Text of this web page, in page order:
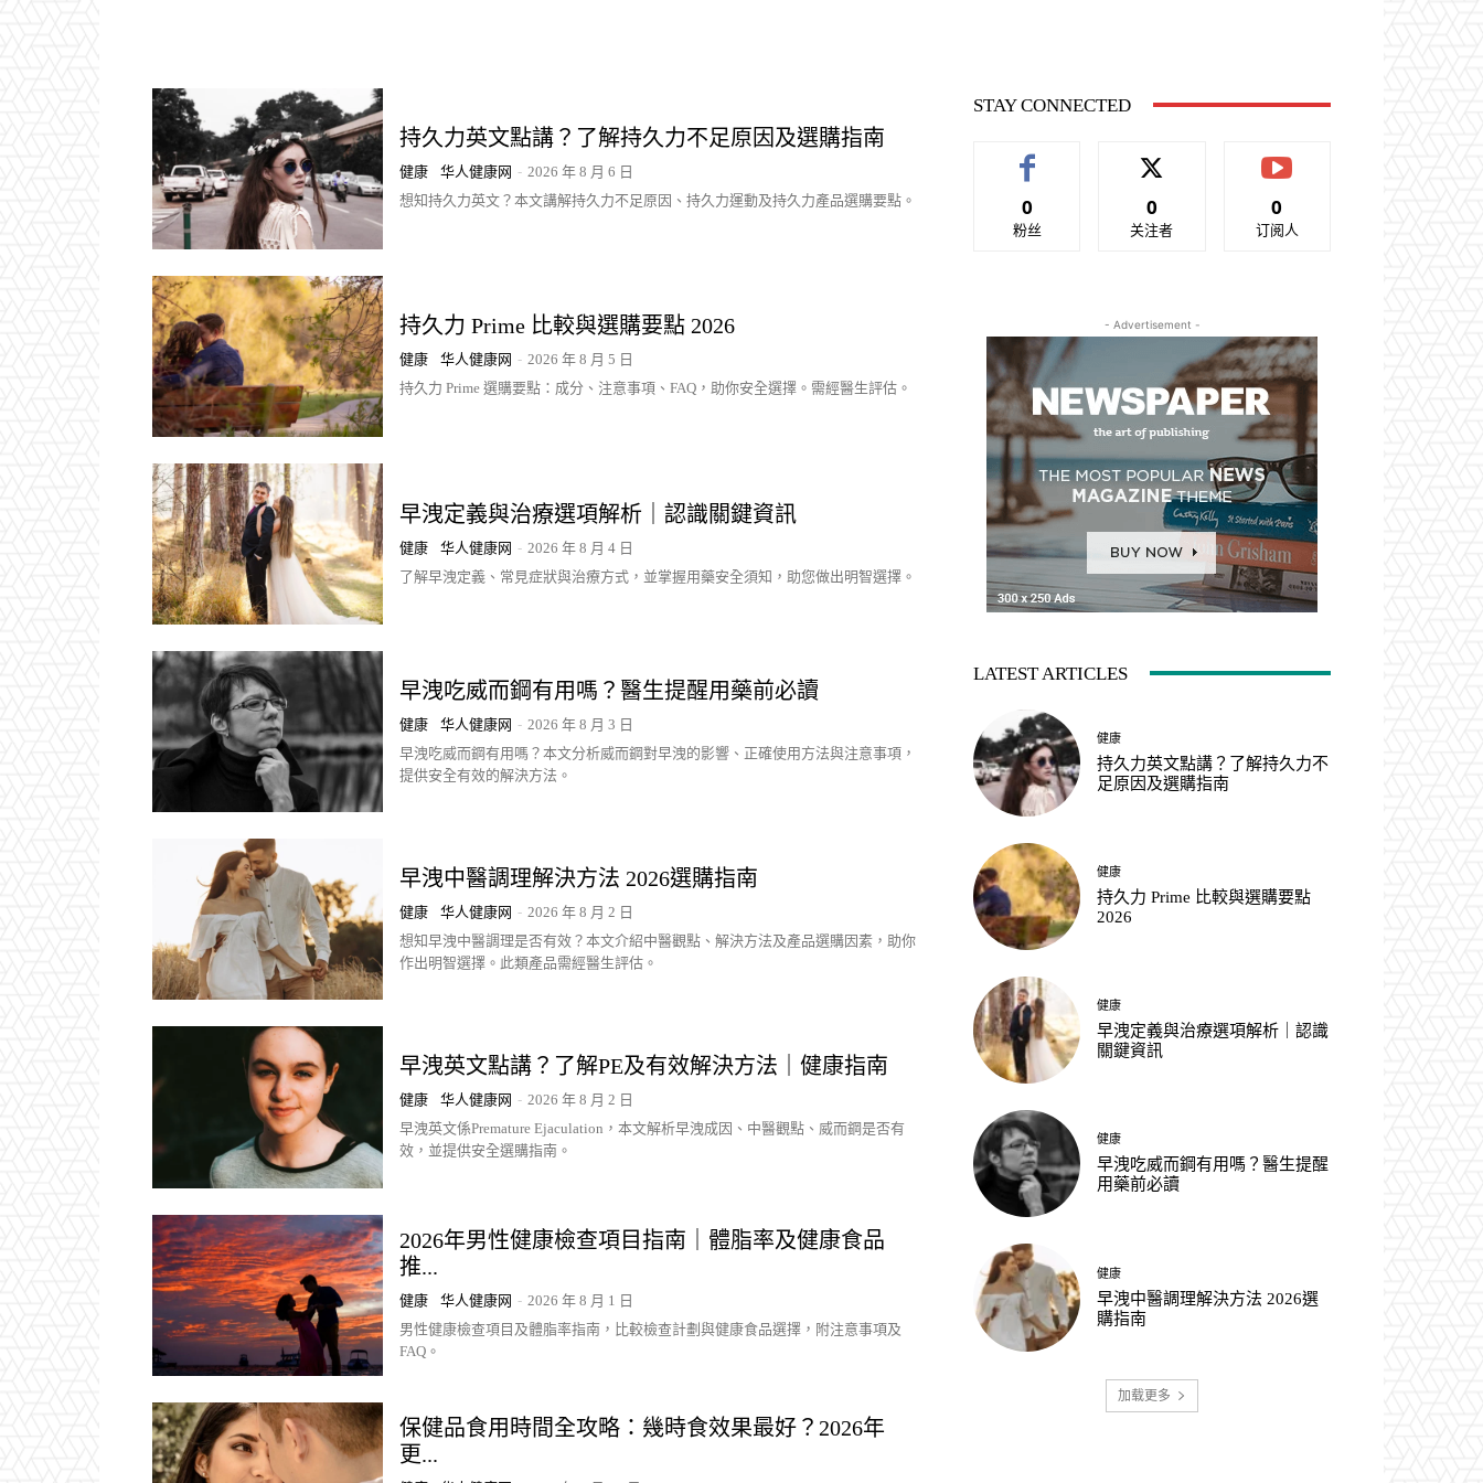
持久力英文點講？了解持久力不足原因及選購指南
健康 华人健康网 - 2026 年 8 月 6 日
想知持久力英文？本文講解持久力不足原因、持久力運動及持久力產品選購要點。
持久力 Prime 比較與選購要點 2026
健康 华人健康网 - 2026 年 8 月 5 日
持久力 Prime 選購要點：成分、注意事項、FAQ，助你安全選擇。需經醫生評估。
早洩定義與治療選項解析｜認識關鍵資訊
健康 华人健康网 - 2026 年 8 月 4 日
了解早洩定義、常見症狀與治療方式，並掌握用藥安全須知，助您做出明智選擇。
早洩吃威而鋼有用嗎？醫生提醒用藥前必讀
健康 华人健康网 - 2026 年 8 月 3 日
早洩吃威而鋼有用嗎？本文分析威而鋼對早洩的影響、正確使用方法與注意事項，
提供安全有效的解決方法。
早洩中醫調理解決方法 2026選購指南
健康 华人健康网 - 2026 年 8 月 2 日
想知早洩中醫調理是否有效？本文介紹中醫觀點、解決方法及產品選購因素，助你
作出明智選擇。此類產品需經醫生評估。
早洩英文點講？了解PE及有效解決方法｜健康指南
健康 华人健康网 - 2026 年 8 月 2 日
早洩英文係Premature Ejaculation，本文解析早洩成因、中醫觀點、威而鋼是否有
效，並提供安全選購指南。
2026年男性健康檢查項目指南｜體脂率及健康食品
推...
健康 华人健康网 - 2026 年 8 月 1 日
男性健康檢查項目及體脂率指南，比較檢查計劃與健康食品選擇，附注意事項及
FAQ。
保健品食用時間全攻略：幾時食效果最好？2026年
更...
STAY CONNECTED
0
粉丝
0
关注者
0
订阅人
- Advertisement -
LATEST ARTICLES
健康
持久力英文點講？了解持久力不
足原因及選購指南
健康
持久力 Prime 比較與選購要點
2026
健康
早洩定義與治療選項解析｜認識
關鍵資訊
健康
早洩吃威而鋼有用嗎？醫生提醒
用藥前必讀
健康
早洩中醫調理解決方法 2026選
購指南
加载更多